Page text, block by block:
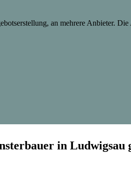
an mehrere Anbieter.
in Ludwigsau